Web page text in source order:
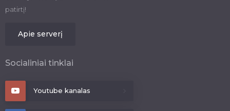
patirtį!
Apie serverį
Socialiniai tinklai
Youtube kanalas